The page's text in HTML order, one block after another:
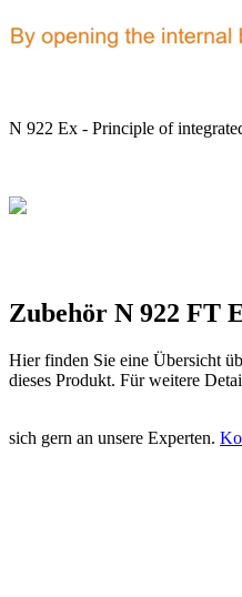
N 922 Ex - Principle of
Zubehör N 922 FT
Hier finden Sie eine Übersicht
dieses Produkt. Für weitere
sich gern an unsere Experten.